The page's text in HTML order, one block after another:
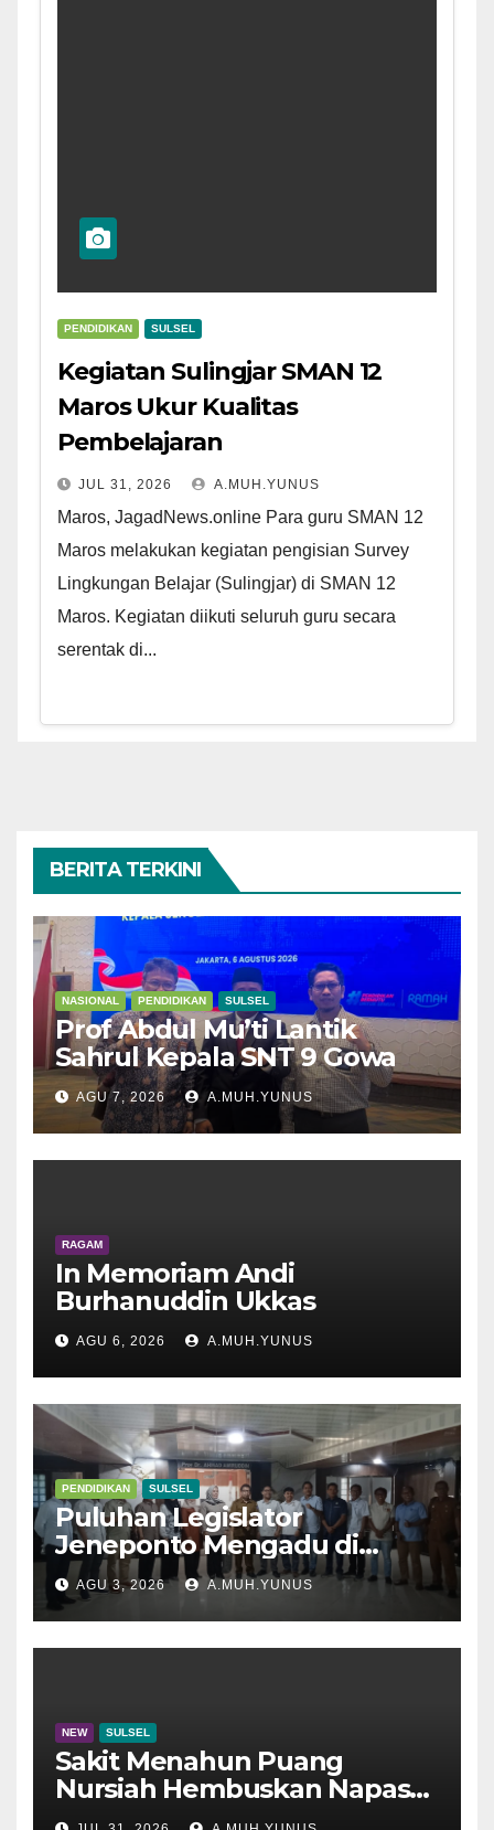
PENDIDIKAN SULSEL
Kegiatan Sulingjar SMAN 12
Maros Ukur Kualitas
Pembelajaran
JUL 31, 2026 A.MUH.YUNUS
Maros, JagadNews.online Para guru SMAN 12
Maros melakukan kegiatan pengisian Survey
Lingkungan Belajar (Sulingjar) di SMAN 12
Maros. Kegiatan diikuti seluruh guru secara
serentak di...
BERITA TERKINI
NASIONAL PENDIDIKAN SULSEL
Prof Abdul Mu’ti Lantik
Sahrul Kepala SNT 9 Gowa
AGU 7, 2026 A.MUH.YUNUS
RAGAM
In Memoriam Andi
Burhanuddin Ukkas
AGU 6, 2026 A.MUH.YUNUS
PENDIDIKAN SULSEL
Puluhan Legislator
Jeneponto Mengadu di
Disdik Sulsel
AGU 3, 2026 A.MUH.YUNUS
NEW SULSEL
Sakit Menahun Puang
Nursiah Hembuskan Napas
Terakhir